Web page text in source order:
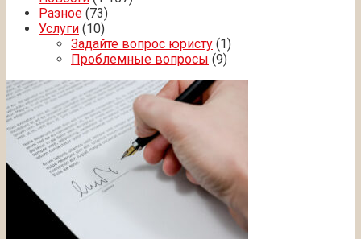
Разное (73)
Услуги (10)
Задайте вопрос юристу (1)
Проблемные вопросы (9)